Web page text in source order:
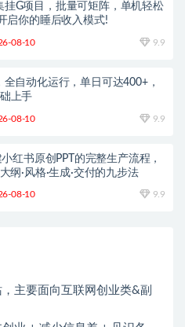
挂G项目，批量可矩阵，单机轻松
启你的睡后收入模式!
08-10 9.9
自动化运行，单日可达400+，
上手
08-10 9.9
红书原创PPT的完整生产流程，
纲·风格·生成·交付的九步法
08-10 9.9
主要面向互联网创业类&副